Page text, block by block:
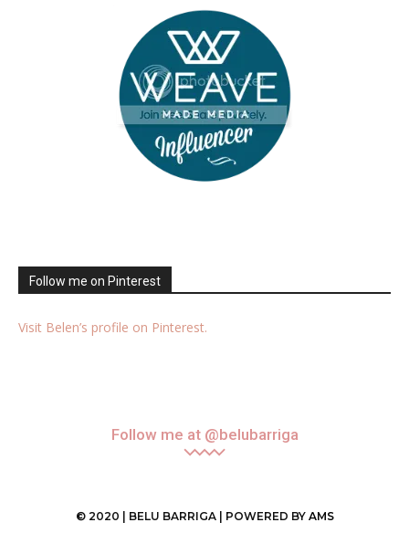
Follow me on Pinterest
Visit Belen’s profile on Pinterest.
Follow me at @belubarriga
© 2020 | BELU BARRIGA | POWERED BY AMS